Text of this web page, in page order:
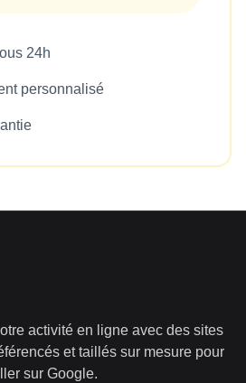
24h
personnalisé
activité en ligne avec des sites
et taillés sur mesure pour
sur Google.